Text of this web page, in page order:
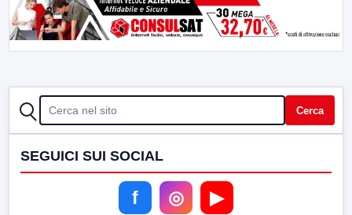
CERCA Cerca
SEGUICI SUI SOCIAL
f ◎ ▶